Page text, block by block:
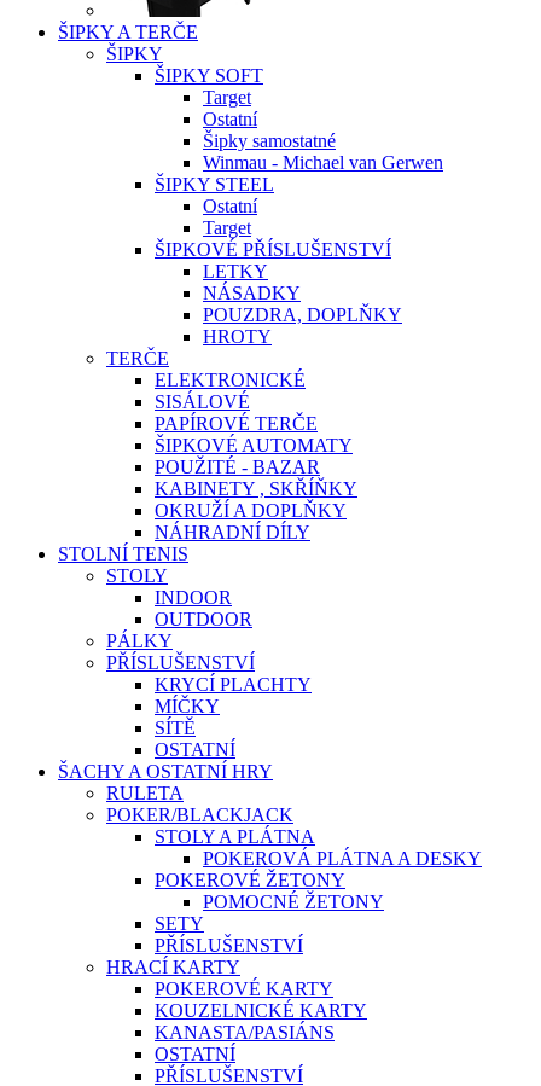
ŠIPKY A TERČE
ŠIPKY
ŠIPKY SOFT
Target
Ostatní
Šipky samostatné
Winmau - Michael van Gerwen
ŠIPKY STEEL
Ostatní
Target
ŠIPKOVÉ PŘÍSLUŠENSTVÍ
LETKY
NÁSADKY
POUZDRA, DOPLŇKY
HROTY
TERČE
ELEKTRONICKÉ
SISÁLOVÉ
PAPÍROVÉ TERČE
ŠIPKOVÉ AUTOMATY
POUŽITÉ - BAZAR
KABINETY , SKŘÍŇKY
OKRUŽÍ A DOPLŇKY
NÁHRADNÍ DÍLY
STOLNÍ TENIS
STOLY
INDOOR
OUTDOOR
PÁLKY
PŘÍSLUŠENSTVÍ
KRYCÍ PLACHTY
MÍČKY
SÍTĚ
OSTATNÍ
ŠACHY A OSTATNÍ HRY
RULETA
POKER/BLACKJACK
STOLY A PLÁTNA
POKEROVÁ PLÁTNA A DESKY
POKEROVÉ ŽETONY
POMOCNÉ ŽETONY
SETY
PŘÍSLUŠENSTVÍ
HRACÍ KARTY
POKEROVÉ KARTY
KOUZELNICKÉ KARTY
KANASTA/PASIÁNS
OSTATNÍ
PŘÍSLUŠENSTVÍ